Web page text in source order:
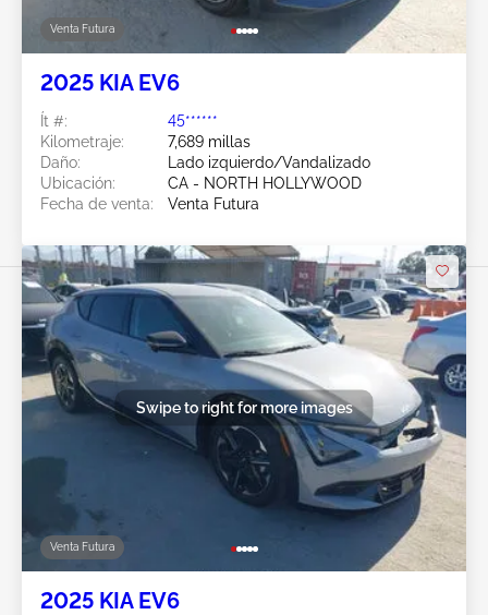
Venta Futura
2025 KIA EV6
Ít #:
45******
Kilometraje:
7,689 millas
Daño:
Lado izquierdo/Vandalizado
Ubicación:
CA - NORTH HOLLYWOOD
Fecha de venta:
Venta Futura
Venta Futura
Swipe to right for more images
2025 KIA EV6